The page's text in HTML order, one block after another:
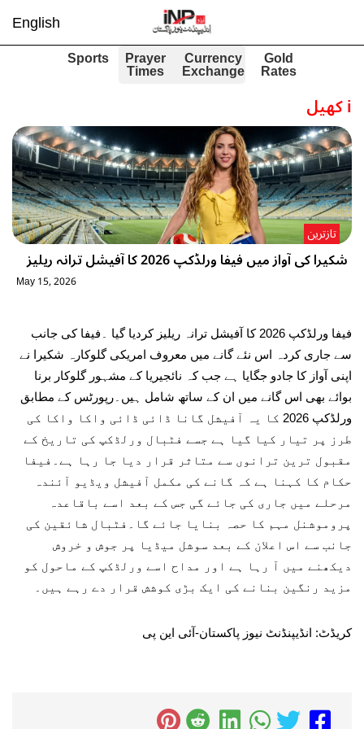
English
Gold
Rates
Currency
Exchange
Prayer
Times
Sports
iکھیل
شکیرا کی آواز میں فیفا ورلڈکپ 2026 کا آفیشل ترانہ ریلیز
تازترین
May 15, 2026
فیفا ورلڈکپ 2026 کا آفیشل ترانہ ریلیز کردیا گیا ۔فیفا کی جانب
سے جاری کردہ اس نئے گانے میں معروف امریکی گلوکارہ شکیرا نے
اپنی آواز کا جادو جگایا ہے جب کہ نائجیریا کے مشہور گلوکار برنا
بوائے بھی اس گانے میں ان کے ساتھ شامل ہیں۔رپورٹس کے مطابق
ورلڈکپ 2026 کا یہ آفیشل گانا ڈائی ڈائی واکا واکا کی
طرز پر تیار کیا گیا ہے جسے فٹبال ورلڈکپ کی تاریخ کے
مقبول ترین ترانوں سے متاثر قرار دیا جا رہا ہے۔فیفا
حکام کا کہنا ہے کہ گانے کی مکمل آفیشل ویڈیو آئندہ
مرحلے میں جاری کی جائے گی جس کے بعد اسے باقاعدہ
پروموشنل مہم کا حصہ بنایا جائے گا۔فٹبال شائقین کی
جانب سے اس اعلان کے بعد سوشل میڈیا پر جوش و خروش
دیکھنے میں آ رہا ہے اور مداح اسے ورلڈکپ کے ماحول کو
مزید رنگین بنانے کی ایک بڑی کوشش قرار دے رہے ہیں۔
کریڈٹ: انڈیپنڈنٹ نیوز پاکستان-آئی این پی